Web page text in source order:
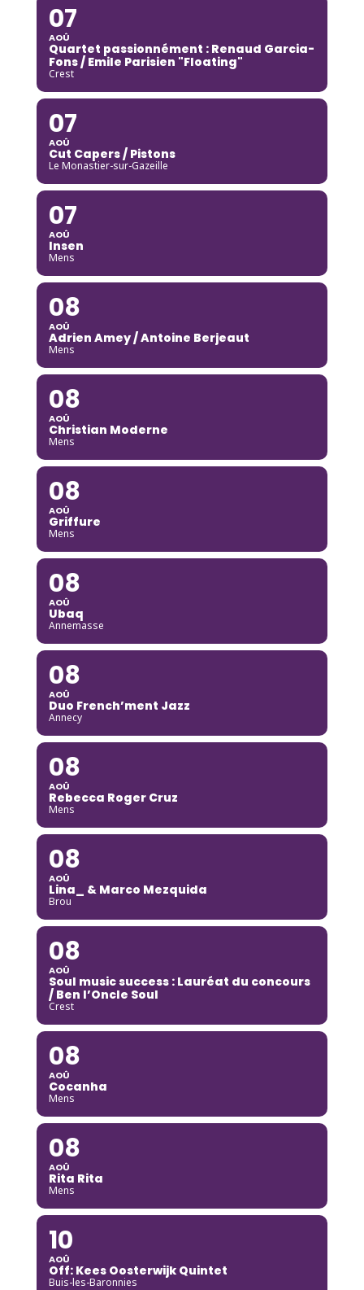
07
AOÛ
Quartet passionnément : Renaud Garcia-
Fons / Emile Parisien "Floating"
Crest
07
AOÛ
Cut Capers / Pistons
Le Monastier-sur-Gazeille
07
AOÛ
Insen
Mens
08
AOÛ
Adrien Amey / Antoine Berjeaut
Mens
08
AOÛ
Christian Moderne
Mens
08
AOÛ
Griffure
Mens
08
AOÛ
Ubaq
Annemasse
08
AOÛ
Duo French’ment Jazz
Annecy
08
AOÛ
Rebecca Roger Cruz
Mens
08
AOÛ
Lina_ & Marco Mezquida
Brou
08
AOÛ
Soul music success : Lauréat du concours
/ Ben l’Oncle Soul
Crest
08
AOÛ
Cocanha
Mens
08
AOÛ
Rita Rita
Mens
10
AOÛ
Off: Kees Oosterwijk Quintet
Buis-les-Baronnies